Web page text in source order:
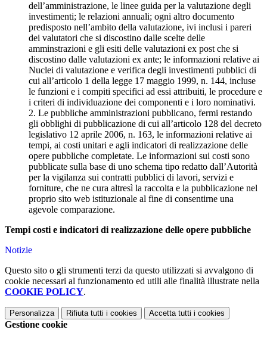
dell’amministrazione, le linee guida per la valutazione degli
investimenti; le relazioni annuali; ogni altro documento
predisposto nell’ambito della valutazione, ivi inclusi i pareri
dei valutatori che si discostino dalle scelte delle
amminstrazioni e gli esiti delle valutazioni ex post che si
discostino dalle valutazioni ex ante; le informazioni relative ai
Nuclei di valutazione e verifica degli investimenti pubblici di
cui all’articolo 1 della legge 17 maggio 1999, n. 144, incluse
le funzioni e i compiti specifici ad essi attribuiti, le procedure e
i criteri di individuazione dei componenti e i loro nominativi.
2. Le pubbliche amministrazioni pubblicano, fermi restando
gli obblighi di pubblicazione di cui all’articolo 128 del decreto
legislativo 12 aprile 2006, n. 163, le informazioni relative ai
tempi, ai costi unitari e agli indicatori di realizzazione delle
opere pubbliche completate. Le informazioni sui costi sono
pubblicate sulla base di uno schema tipo redatto dall’Autorità
per la vigilanza sui contratti pubblici di lavori, servizi e
forniture, che ne cura altresì la raccolta e la pubblicazione nel
proprio sito web istituzionale al fine di consentirne una
agevole comparazione.
Tempi costi e indicatori di realizzazione delle opere pubbliche
Notizie
Questo sito o gli strumenti terzi da questo utilizzati si avvalgono di
cookie necessari al funzionamento ed utili alle finalità illustrate nella
COOKIE POLICY.
Personalizza Rifiuta tutti i cookies Accetta tutti i cookies
Gestione cookie